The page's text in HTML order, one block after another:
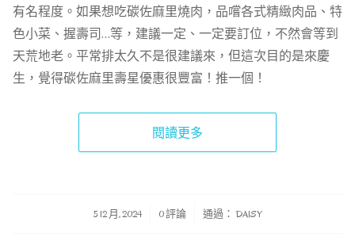
有名程度。如果想吃碳佐麻里燒肉，品嚐各式精緻肉品、特
色小菜、握壽司…等，建議一定、一定要訂位，不然會等到
天荒地老。平常排太久不是很建議來，但這次目的是來慶
生，覺得碳佐麻里壽星優惠很豐富！推一個！
閱讀更多
5 12 月, 2024
/ 0 評論 通過： DAISY